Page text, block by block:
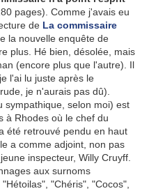
pages). Comme j'avais eu
de La commissaire
la nouvelle enquête de
plus. Hé bien, désolée, mais
(encore plus que l'autre). Il
l'ai lu juste après le
je n'aurais pas dû).
sympathique, selon moi) est
à Rhodes où le chef du
été retrouvé pendu en haut
a comme adjoint, non pas
inspecteur, Willy Cruyff.
aux surnoms
"Chéris", "Cocos",